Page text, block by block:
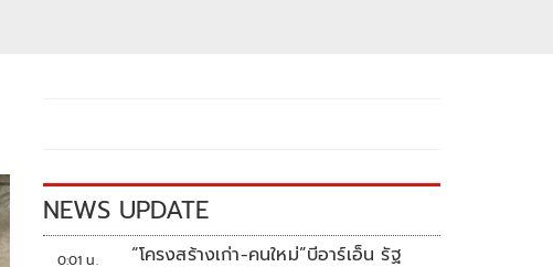
NEWS UPDATE
0:01 น.
“โครงสร้างเก่า-คนใหม่”บีอาร์เอ็น รัฐ